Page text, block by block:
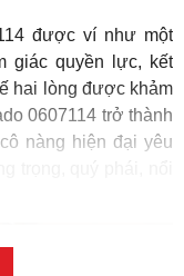
được ví như một
giác quyền lực, kết
hai lòng được khảm
0607114 trở thành
nàng hiện đại yêu